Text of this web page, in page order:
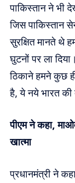
पाकिस्तान ने भी
जिस पाकिस्तान
सुरक्षित मानते थे
घुटनों पर ला
ठिकाने हमने कुछ
है, ये नये भारत
पीएम ने कहा,
खात्मा
प्रधानमंत्री ने